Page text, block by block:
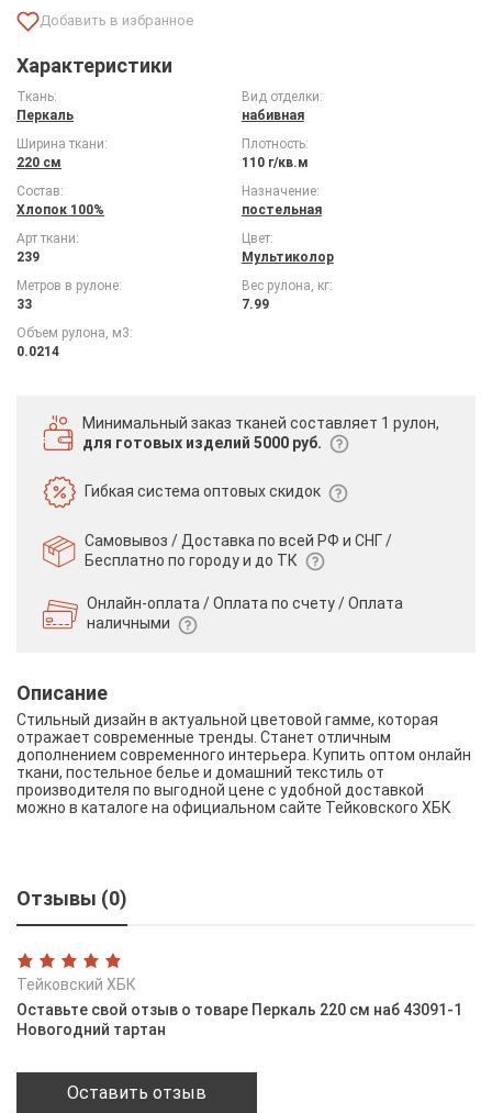
Характеристики
Ткань:
Перкаль
Вид отделки:
набивная
Ширина ткани:
220 см
Плотность:
110 г/кв.м
Состав:
Хлопок 100%
Назначение:
постельная
Арт ткани:
239
Цвет:
Мультиколор
Метров в рулоне:
33
Вес рулона, кг:
7.99
Объем рулона, м3:
0.0214
Минимальный заказ тканей составляет 1 рулон,
для готовых изделий 5000 руб.
Гибкая системаоптовых скидок
Самовывоз / Доставка по всей РФ и СНГ /
Бесплатно по городу и до ТК
Онлайн-оплата / Оплата по счету /Оплата
наличными
Описание
Стильный дизайн в актуальной цветовой гамме, которая
отражает современные тренды. Станет отличным
дополнением современного интерьера. Купить оптом онлайн
ткани, постельное белье и домашний текстиль от
производителя по выгодной цене с удобной доставкой
можно в каталоге на официальном сайте Тейковского ХБК
Отзывы (0)
Тейковский ХБК
Оставьте свой отзыв о товаре Перкаль 220 см наб 43091-1
Новогодний тартан
Оставить отзыв